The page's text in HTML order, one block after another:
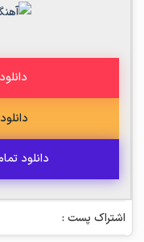
دانلود
اشتراک پست :